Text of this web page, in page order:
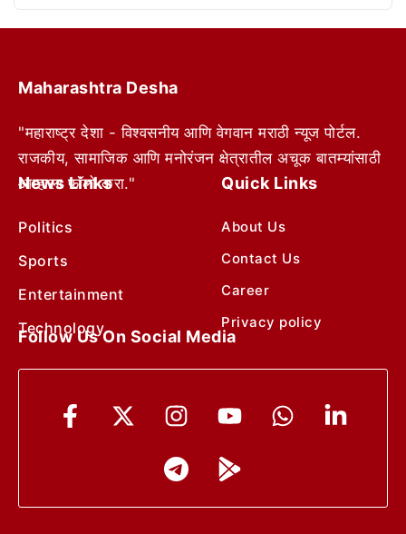
Maharashtra Desha
"महाराष्ट्र देशा - विश्वसनीय आणि वेगवान मराठी न्यूज पोर्टल.
राजकीय, सामाजिक आणि मनोरंजन क्षेत्रातील अचूक बातम्यांसाठी
आम्हाला फॉलो करा."
News Links
Politics
Sports
Entertainment
Technology
Quick Links
About Us
Contact Us
Career
Privacy policy
Follow Us On Social Media